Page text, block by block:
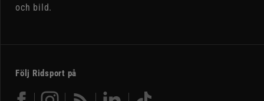
och bild.
Följ Ridsport på